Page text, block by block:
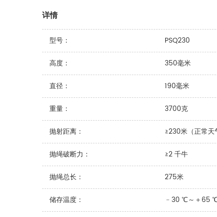
详情
型号： PSQ230
高度： 350毫米
直径： 190毫米
重量： 3700克
抛射距离： ≥230米（正常天
抛绳破断力： ≥2 千牛
抛绳总长： 275米
储存温度： ﹣30 ℃～＋65